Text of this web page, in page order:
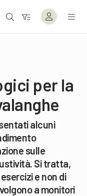
per la
alcuni
sulle
Si tratta,
e non di
a monitori